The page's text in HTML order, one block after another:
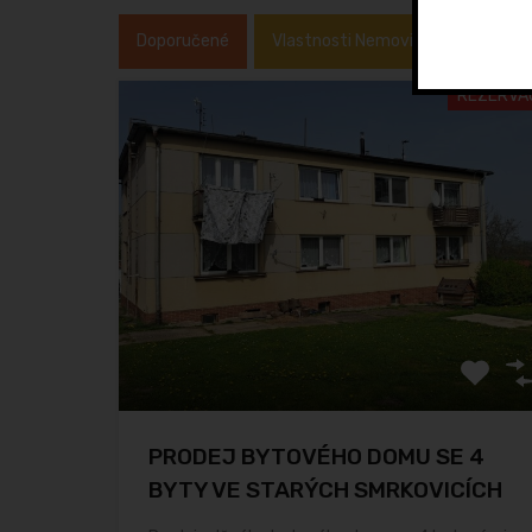
Doporučené Vlastnosti Nemovitosti
PRODEJ BYTOVÉHO DOMU SE 4
BYTY VE STARÝCH SMRKOVICÍCH